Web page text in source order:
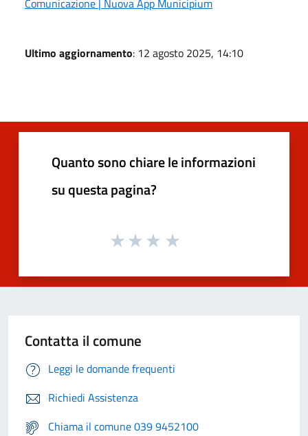
Ultimo aggiornamento: 12 agosto 2025, 14:10
Quanto sono chiare le informazioni
su questa pagina?
Contatta il comune
Leggi le domande frequenti
Richiedi Assistenza
Chiama il comune 039 9452100